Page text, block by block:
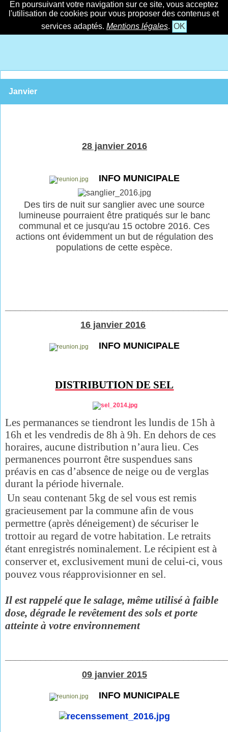
En poursuivant votre navigation sur ce site, vous acceptez
l'utilisation de cookies pour vous proposer des contenus et
services adaptés. Mentions légales. OK
Janvier
28 janvier 2016
INFO MUNICIPALE
Des tirs de nuit sur sanglier avec une source
lumineuse pourraient être pratiqués sur le banc
communal et ce jusqu'au 15 octobre 2016. Ces
actions ont évidemment un but de régulation des
populations de cette espèce.
16 janvier 2016
INFO MUNICIPALE
DISTRIBUTION DE SEL
Les permanances se tiendrontles lundis de 15h à
16h et les vendredis de 8h à 9h. En dehors de ces
horaires, aucune distribution n’aura lieu. Ces
permanences pourront être suspendues sans
préavis en cas d’absence de neige ou de verglas
durant la période hivernale.
Un seau contenant 5kg de sel vous est remis
gracieusement par la commune afin de vous
permettre (après déneigement) de sécuriser le
trottoir au regard de votre habitation. Le retraits
étant enregistrés nominalement. Le récipient est à
conserver et, exclusivement muni de celui-ci, vous
pouvez vous réapprovisionner en sel.
Il est rappelé que le salage, même utilisé à faible
dose, dégrade le revêtement des sols et porte
atteinte à votre environnement
09 janvier 2015
INFO MUNICIPALE